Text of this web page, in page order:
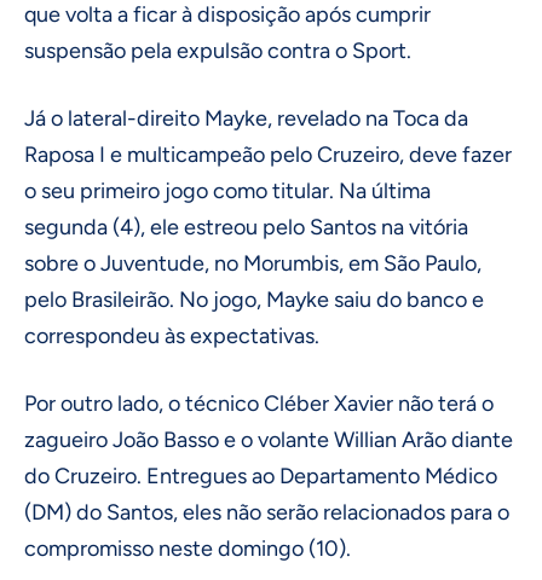
que volta a ficar à disposição após cumprir
suspensão pela expulsão contra o Sport.
Já o lateral-direito Mayke, revelado na Toca da
Raposa I e multicampeão pelo Cruzeiro, deve fazer
o seu primeiro jogo como titular. Na última
segunda (4), ele estreou pelo Santos na vitória
sobre o Juventude, no Morumbis, em São Paulo,
pelo Brasileirão. No jogo, Mayke saiu do banco e
correspondeu às expectativas.
Por outro lado, o técnico Cléber Xavier não terá o
zagueiro João Basso e o volante Willian Arão diante
do Cruzeiro. Entregues ao Departamento Médico
(DM) do Santos, eles não serão relacionados para o
compromisso neste domingo (10).